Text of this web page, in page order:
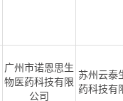
广州市诺恩思生
物医药科技有限
公司
苏州云泰
药科技有